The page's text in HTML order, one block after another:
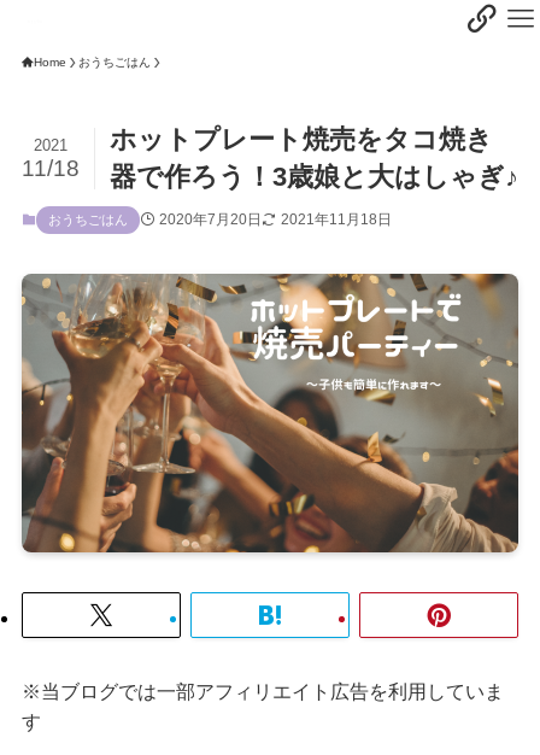
Home おうちごはん
ホットプレート焼売をタコ焼き
器で作ろう！3歳娘と大はしゃぎ♪
2021
11/18
おうちごはん 2020年7月20日 2021年11月18日
※当ブログでは一部アフィリエイト広告を利用していま
す